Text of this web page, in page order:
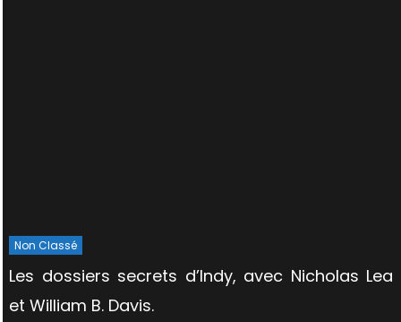
Non Classé
Les dossiers secrets d’Indy, avec Nicholas Lea
et William B. Davis.